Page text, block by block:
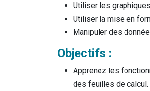
Utiliser les
Utiliser la mise en
Manipuler des
Objectifs :
Apprenez les
des feuilles de calcul.